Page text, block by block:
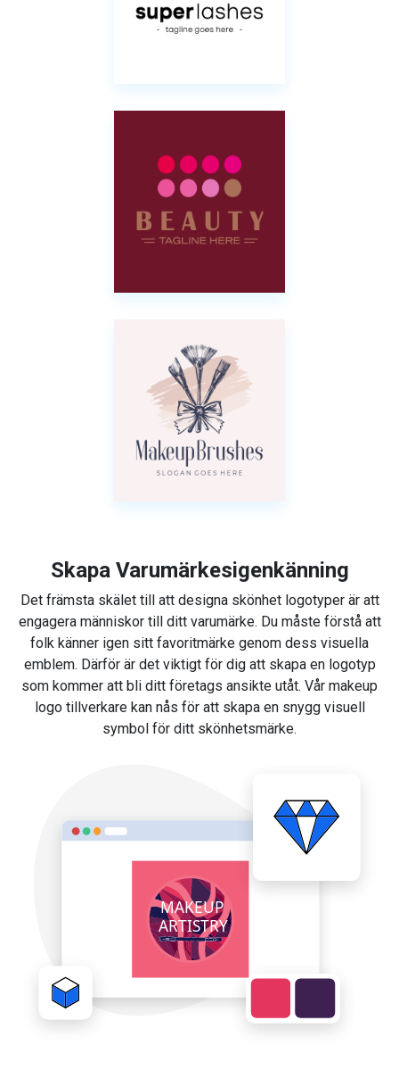
Skapa Varumärkesigenkänning
Det främsta skälet till att designa skönhet logotyper är att
engagera människor till ditt varumärke. Du måste förstå att
folk känner igen sitt favoritmärke genom dess visuella
emblem. Därför är det viktigt för dig att skapa en logotyp
som kommer att bli ditt företags ansikte utåt. Vår makeup
logo tillverkare kan nås för att skapa en snygg visuell
symbol för ditt skönhetsmärke.